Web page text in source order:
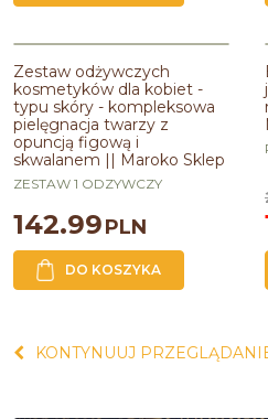
Zestaw odżywczych
kosmetyków dla kobiet -
typu skóry - kompleksowa
pielęgnacja twarzy z
opuncją figową i
skwalanem || Maroko Sklep
ZESTAW 1 ODZYWCZY
142.99PLN
DO KOSZYKA
KONTYNUUJ